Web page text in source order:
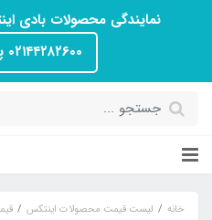
نمایندگی محصولات بادی
۰۲۱۴۴۲۸۲۶۰۰ پیگیری سفارش
خانه لیست قیمت محصولات اینتکس